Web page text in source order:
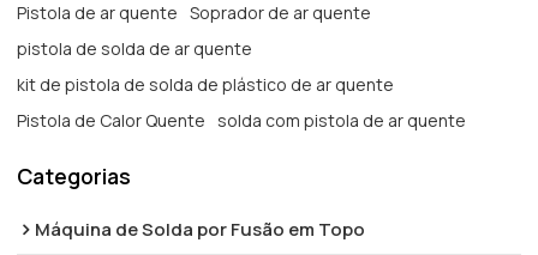
Pistola de ar quente
Soprador de ar quente
pistola de solda de ar quente
kit de pistola de solda de plástico de ar quente
Pistola de Calor Quente
solda com pistola de ar quente
Categorias
Máquina de Solda por Fusão em Topo